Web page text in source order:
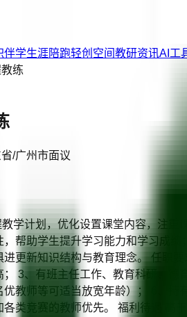
伴学生涯陪跑轻创空间教研资讯AI工
练
/广州市面议
学计划，优化设置课堂内容，注
帮助学生提升学习能力和学习成
更新知识结构与教育理念。 任职
； 3、有班主任工作、教育科研、
教师等可适当放宽年龄）； 6、
类竞赛的教师优先。 福利待遇 高